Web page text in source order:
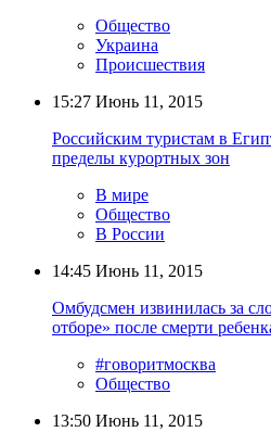
Общество
Украина
Происшествия
15:27 Июнь 11, 2015
Российским туристам в
пределы курортных зон
В мире
Общество
В России
14:45 Июнь 11, 2015
Омбудсмен извинилась за
отборе» после смерти
#говоритмосква
Общество
13:50 Июнь 11, 2015